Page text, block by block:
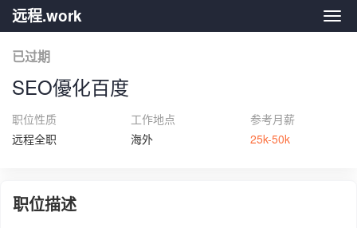
远
远程.work
已过期
SEO優化百度
职位性质
远程全职
工作地点
海外
参考月薪
25k-50k
职位描述